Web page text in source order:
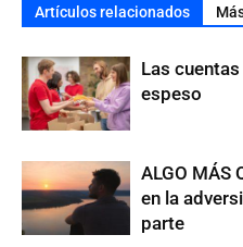
Artículos relacionados
Las
espeso
ALGO MÁS
en la
parte